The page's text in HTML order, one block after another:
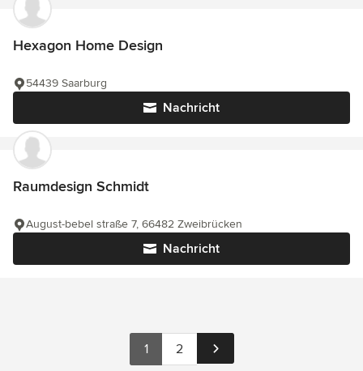
Hexagon Home Design
Nachricht
54439 Saarburg
Raumdesign Schmidt
Nachricht
August-bebel straße 7, 66482 Zweibrücken
1 2